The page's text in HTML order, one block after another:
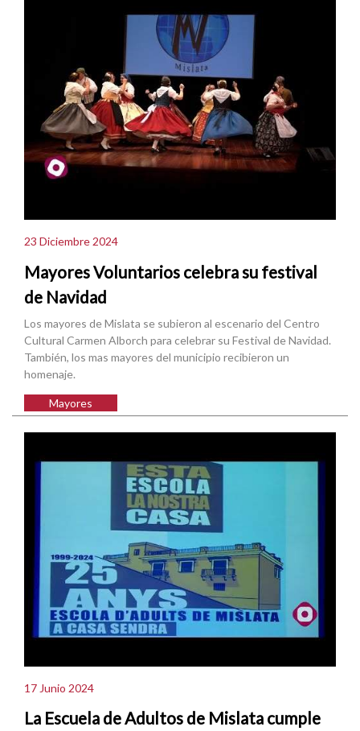
23 Diciembre 2024
Mayores Voluntarios celebra su festival
de Navidad
Los mayores de Mislata se subieron al escenario del Centro
Cultural Carmen Alborch para celebrar su Festival de Navidad.
También, los mas mayores del municipio recibieron un
homenaje.
Mayores
17 Junio 2024
La Escuela de Adultos de Mislata cumple